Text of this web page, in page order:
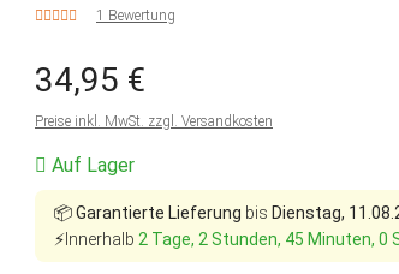
1 Bewertung
34,95 €
Preise inkl. MwSt. zzgl. Versandkosten
Auf Lager
📦Garantierte Lieferung bis Dienstag,
⚡Innerhalb 2 Tage, 2 Stunden, 44 Minuten,